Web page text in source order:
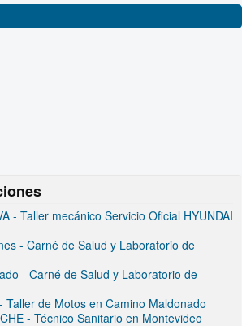
- Taller mecánico Servicio Oficial HYUNDAI
- Carné de Salud y Laboratorio de
- Carné de Salud y Laboratorio de
Taller de Motos en Camino Maldonado
- Técnico Sanitario en Montevideo